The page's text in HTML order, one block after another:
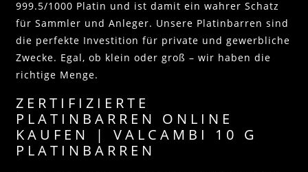
999.5/1000 Platin und ist damit ein wahrer Schatz
für Sammler und Anleger. Unsere Platinbarren sind
die perfekte Investition für private und gewerbliche
Zwecke. Egal, ob klein oder groß – wir haben die
richtige Menge.
ZERTIFIZIERTE
PLATINBARREN ONLINE
KAUFEN | VALCAMBI 10 G
PLATINBARREN